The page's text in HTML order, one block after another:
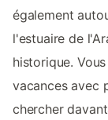
également
l'estuaire de
historique.
vacances avec
chercher